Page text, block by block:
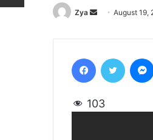
Zya
Send
email
August 19,
103